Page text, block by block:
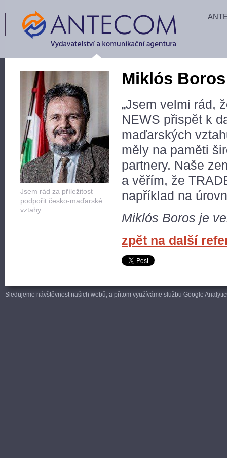
Jsem rád za příležitost
podpořit česko-maďarské
vztahy
Miklós Boros
„Jsem velmi rád,
NEWS přispět k
maďarských
měly na paměti
partnery. Naše
a věřím, že
například na
Miklós Boros je
zpět na další
Sledujeme návštěvnost našich webů, a přitom využíváme službu Google